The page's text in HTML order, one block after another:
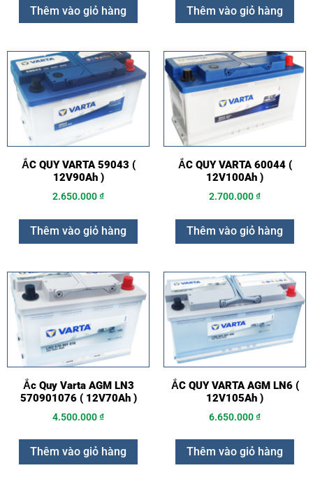
Thêm vào giỏ hàng Thêm vào giỏ hàng
ẮC QUY VARTA 59043 (
12V90Ah )
2.650.000₫
Thêm vào giỏ hàng
ẮC QUY VARTA 60044 (
12V100Ah )
2.700.000₫
Thêm vào giỏ hàng
Ắc Quy Varta AGM LN3
570901076 ( 12V70Ah )
4.500.000₫
Thêm vào giỏ hàng
ẮC QUY VARTA AGM LN6 (
12V105Ah )
6.650.000₫
Thêm vào giỏ hàng